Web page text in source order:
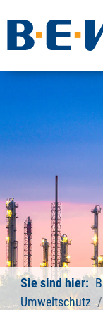
Sie sind hier:
Umweltschutz